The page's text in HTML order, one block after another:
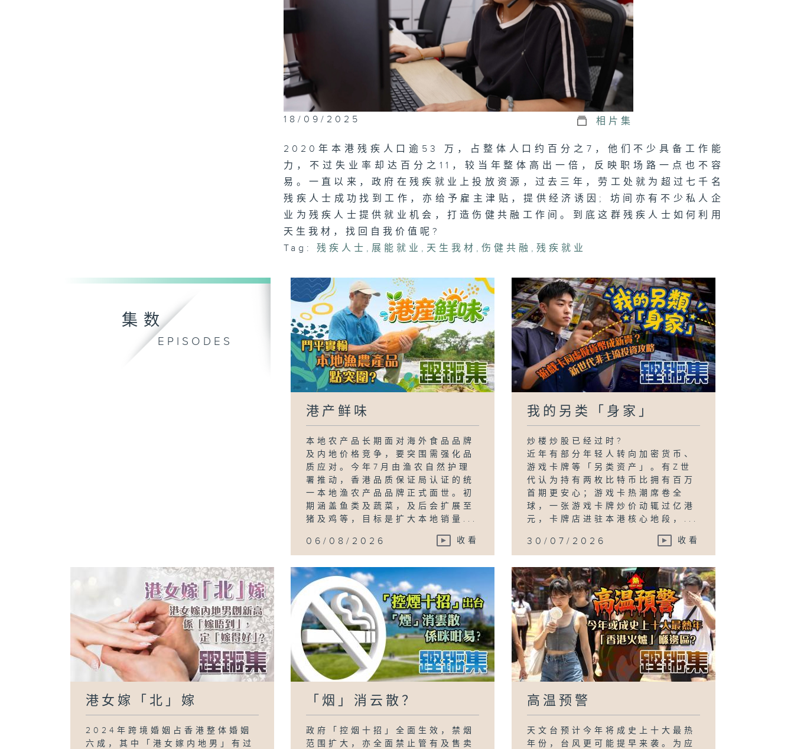
「神队友」爸爸
油价攻防战
18/09/2025 相片集
2020年本港残疾人口逾53 万，占整体人口约百分之7，他们不少具备工作能
力，不过失业率却达百分之11，较当年整体高出一倍，反映职场路一点也不容
易。一直以来，政府在残疾就业上投放资源，过去三年，劳工处就为超过七千名
残疾人士成功找到工作，亦给予雇主津贴，提供经济诱因; 坊间亦有不少私人企
业为残疾人士提供就业机会，打造伤健共融工作间。到底这群残疾人士如何利用
天生我材，找回自我价值呢?
Tag:
残疾人士 , 展能就业 , 天生我材 ,伤健共融 ,残疾就业
集数
EPISODES
港产鲜味
本地农产品长期面对海外食品品牌
及内地价格竞争，要突围需强化品
质应对。今年7月由渔农自然护理
署推动，香港品质保证局认证的统
一本地渔农产品品牌正式面世。初
期涵盖鱼类及蔬菜，及后会扩展至
猪及鸡等，目标是扩大本地销量...
06/08/2026 收看
我的另类「身家」
炒楼炒股已经过时?
近年有部分年轻人转向加密货币、
游戏卡牌等「另类资产」。有Z世
代认为持有两枚比特币比拥有百万
首期更安心；游戏卡热潮席卷全
球，一张游戏卡牌炒价动辄过亿港
元，卡牌店进驻本港核心地段，...
30/07/2026 收看
港女嫁「北」嫁
2024年跨境婚姻占香港整体婚姻
六成，其中「港女嫁内地男」有过
「烟」消云散？
政府「控烟十招」全面生效，禁烟
范围扩大，亦全面禁止管有及售卖
高温预警
天文台预计今年将成史上十大最热
年份，台风更可能提早来袭。为应